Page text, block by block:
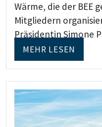
Wärme, die der BEE
Mitgliedern
Präsidentin Simone
MEHR LESEN